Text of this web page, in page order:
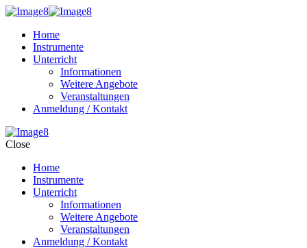
Home
Instrumente
Unterricht
Informationen
Weitere Angebote
Veranstaltungen
Anmeldung / Kontakt
Close
Home
Instrumente
Unterricht
Informationen
Weitere Angebote
Veranstaltungen
Anmeldung / Kontakt